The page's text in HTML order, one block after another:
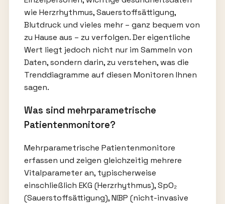
wie Herzrhythmus, Sauerstoffsättigung,
Blutdruck und vieles mehr – ganz bequem von
zu Hause aus – zu verfolgen. Der eigentliche
Wert liegt jedoch nicht nur im Sammeln von
Daten, sondern darin, zu verstehen, was die
Trenddiagramme auf diesen Monitoren Ihnen
sagen.
Was sind mehrparametrische
Patientenmonitore?
Mehrparametrische Patientenmonitore
erfassen und zeigen gleichzeitig mehrere
Vitalparameter an, typischerweise
einschließlich EKG (Herzrhythmus), SpO₂
(Sauerstoffsättigung), NIBP (nicht-invasive